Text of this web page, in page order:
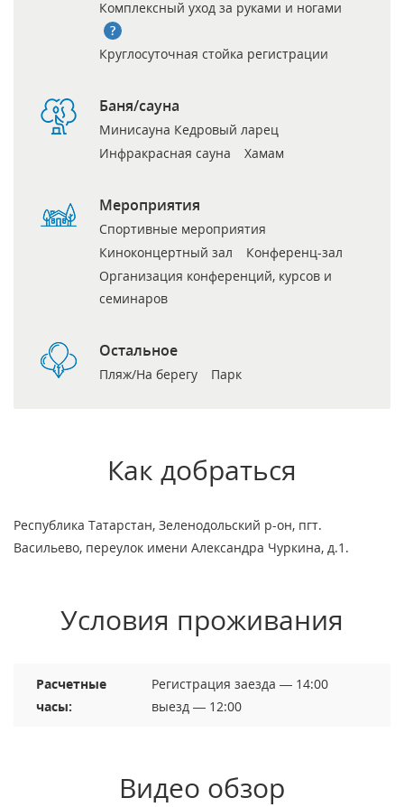
Комплексный уход за руками и ногами
Круглосуточная стойка регистрации
Баня/сауна
Минисауна Кедровый ларец
Инфракрасная сауна
Хамам
Мероприятия
Спортивные мероприятия
Киноконцертный зал
Конференц-зал
Организация конференций, курсов и
семинаров
Остальное
Пляж/На берегу Парк
Как добраться
Республика Татарстан, Зеленодольский р-он, пгт.
Васильево, переулок имени Александра Чуркина, д.1.
Условия проживания
Расчетные
часы:
Регистрация заезда — 14:00
выезд — 12:00
Видео обзор